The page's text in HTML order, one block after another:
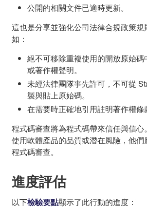
公開的相關文件已適時更新。
這也是分享並強化公司法律合規政策
如：
絕不可移除重複使用的開放原始
或著作權聲明。
未經法律團隊事先許可，不可從
製與貼上原始碼。
在需要時正確地引用註明著作權條
程式碼審查將為程式碼帶來信任與信
使用軟體產品的品質或潛在風險，他
程式碼審查。
進度評估
以下檢驗要點顯示了此行動的進度：